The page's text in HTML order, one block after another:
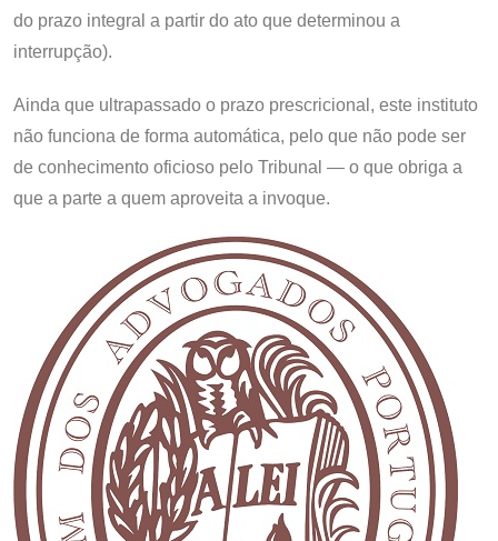
do prazo integral a partir do ato que determinou a
interrupção).
Ainda que ultrapassado o prazo prescricional, este instituto
não funciona de forma automática, pelo que não pode ser
de conhecimento oficioso pelo Tribunal — o que obriga a
que a parte a quem aproveita a invoque.